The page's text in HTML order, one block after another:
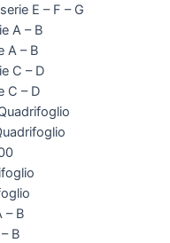
E – F – G
A – B
A – B
C – D
C – D
– B
B